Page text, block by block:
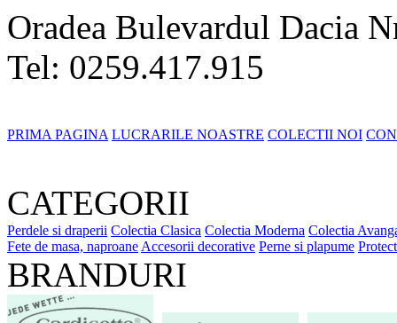
Oradea Bulevardul Dacia
Tel: 0259.417.915
PRIMA PAGINA LUCRARILE NOASTRE COLECTII NOI
CATEGORII
Perdele si draperii Colectia Clasica Colectia Moderna Colectia
Fete de masa, naproane Accesorii decorative Perne si plapume
BRANDURI